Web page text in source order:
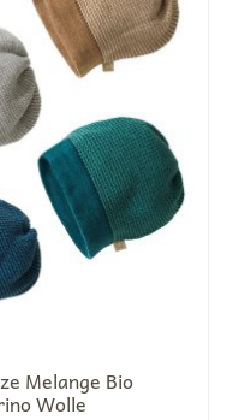
Melange Bio
Wolle